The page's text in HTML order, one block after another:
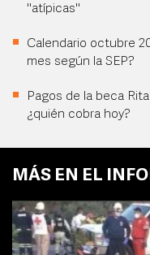
"atípicas"
Calendario octubre
mes según la SEP?
Pagos de la beca
¿quién cobra hoy?
MÁS EN EL